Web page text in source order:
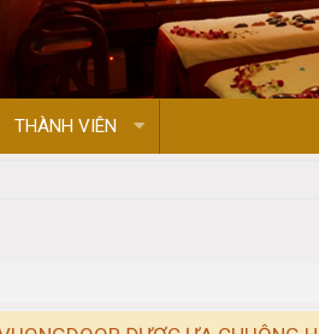
THÀNH VIÊN